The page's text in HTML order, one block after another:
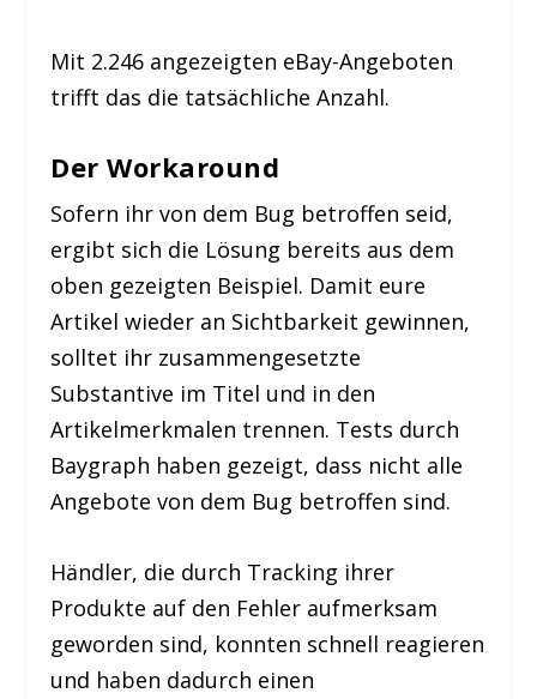
Mit 2.246 angezeigten eBay-Angeboten
trifft das die tatsächliche Anzahl.
Der Workaround
Sofern ihr von dem Bug betroffen seid,
ergibt sich die Lösung bereits aus dem
oben gezeigten Beispiel. Damit eure
Artikel wieder an Sichtbarkeit gewinnen,
solltet ihr zusammengesetzte
Substantive im Titel und in den
Artikelmerkmalen trennen. Tests durch
Baygraph haben gezeigt, dass nicht alle
Angebote von dem Bug betroffen sind.
Händler, die durch Tracking ihrer
Produkte auf den Fehler aufmerksam
geworden sind, konnten schnell reagieren
und haben dadurch einen